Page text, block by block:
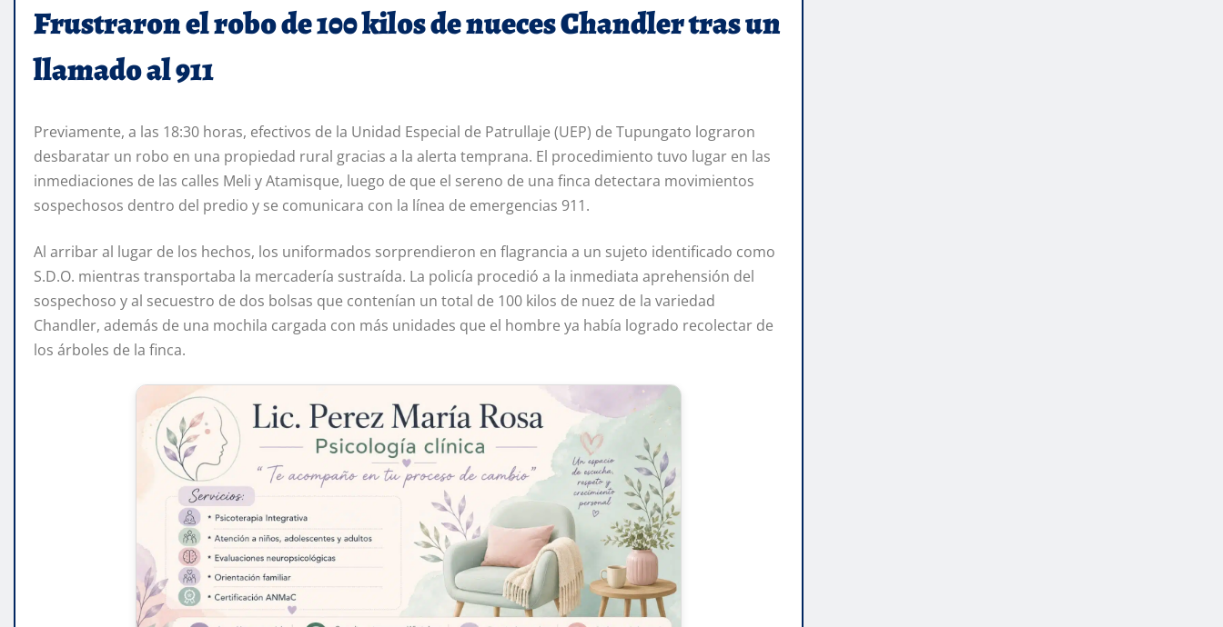
Frustraron el robo de 100 kilos de nueces Chandler tras un
llamado al 911
Previamente, a las 18:30 horas, efectivos de la Unidad Especial de Patrullaje (UEP) de Tupungato lograron
desbaratar un robo en una propiedad rural gracias a la alerta temprana. El procedimiento tuvo lugar en las
inmediaciones de las calles Meli y Atamisque, luego de que el sereno de una finca detectara movimientos
sospechosos dentro del predio y se comunicara con la línea de emergencias 911.
Al arribar al lugar de los hechos, los uniformados sorprendieron en flagrancia a un sujeto identificado como
S.D.O. mientras transportaba la mercadería sustraída. La policía procedió a la inmediata aprehensión del
sospechoso y al secuestro de dos bolsas que contenían un total de 100 kilos de nuez de la variedad
Chandler, además de una mochila cargada con más unidades que el hombre ya había logrado recolectar de
los árboles de la finca.